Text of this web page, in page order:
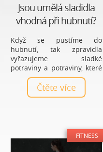
Jsou umělá sladidla
vhodná při hubnutí?
Když se pustíme do
hubnutí, tak zpravidla
vyřazujeme sladké
potraviny a potraviny, které
obsahují bílý cukr. Chvíli to
zvládáme, ale pak nám
začne cukr a sladká chuť
sladkou chuť navodí. Jsou
ale tyto sladidla vhodná pro
Čtěte více
FITNESS